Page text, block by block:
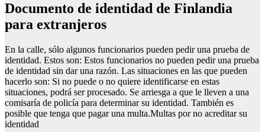
Documento de identidad de Finlandia
para extranjeros
En la calle, sólo algunos funcionarios pueden pedir una prueba de
identidad. Estos son: Estos funcionarios no pueden pedir una prueba
de identidad sin dar una razón. Las situaciones en las que pueden
hacerlo son: Si no puede o no quiere identificarse en estas
situaciones, podrá ser procesado. Se arriesga a que le lleven a una
comisaría de policía para determinar su identidad. También es
posible que tenga que pagar una multa.Multas por no acreditar su
identidad